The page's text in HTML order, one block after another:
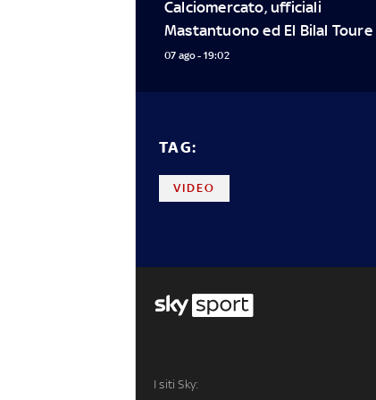
Calciomercato, ufficiali
Mastantuono ed El Bilal Toure
07 ago - 19:02
TAG:
VIDEO
I siti Sky: